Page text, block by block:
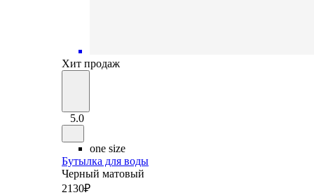
Хит продаж
5.0
one size
Бутылка для воды
Черный матовый
2130₽